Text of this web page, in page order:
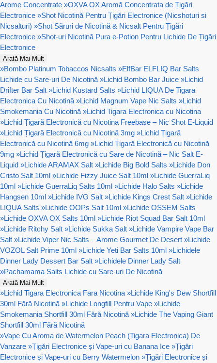
Arome Concentrate »OXVA OX Aromă Concentrata de Țigări
Electronice »Shot Nicotină Pentru Țigări Electronice (Nicshoturi si
Nicsalturi) »Shot Săruri de Nicotină & Nicsalt Pentru Țigări
Electronice »Shot-uri Nicotină Pura e-Potion Pentru Lichide De Țigări
Electronice
Arată Mai Mult
»Bombo Platinum Tobaccos Nicsalts »ElfBar ELFLIQ Bar Salts
Lichide cu Sare-uri De Nicotină »Lichid Bombo Bar Juice »Lichid
Drifter Bar Salt »Lichid Kustard Salts »Lichid LIQUA De Tigara
Electronica Cu Nicotină »Lichid Magnum Vape Nic Salts »Lichid
Smokemania Cu Nicotină »Lichid Tigara Electronica cu Nicotina
»Lichid Țigară Electronică cu Nicotina Freebase – Nic Shot E-Liquid
»Lichid Țigară Electronică cu Nicotină 3mg »Lichid Țigară
Electronică cu Nicotină 6mg »Lichid Țigară Electronică cu Nicotină
9mg »Lichid Țigară Electronică cu Sare de Nicotină – Nic Salt E-
Liquid »Lichide ARAMAX Salt »Lichide Big Bold Salts »Lichide Don
Cristo Salt 10ml »Lichide Fizzy Juice Salt 10ml »Lichide GuerraLiq
10ml »Lichide GuerraLiq Salts 10ml »Lichide Halo Salts »Lichide
Hangsen 10ml »Lichide IVG Salt »Lichide Kings Crest Salt »Lichide
LIQUA Salts »Lichide OOPs Salt 10ml »Lichide OSSEM Salts
»Lichide OXVA OX Salts 10ml »Lichide Riot Squad Bar Salt 10ml
»Lichide Ritchy Salt »Lichide Sukka Salt »Lichide Vampire Vape Bar
Salt »Lichide Viper Nic Salts – Arome Gourmet De Desert »Lichide
VOZOL Salt Prime 10ml »Lichide Yeti Bar Salts 10ml »Lichidele
Dinner Lady Dessert Bar Salt »Lichidele Dinner Lady Salt
»Pachamama Salts Lichide cu Sare-uri De Nicotină
Arată Mai Mult
»Lichid Tigara Electronica Fara Nicotina »Lichide King's Dew Shortfill
30ml Fără Nicotină »Lichide Longfill Pentru Vape »Lichide
Smokemania Shortfill 30ml Fără Nicotină »Lichide The Vaping Giant
Shortfill 30ml Fără Nicotină
»Vape Cu Aroma de Watermelon Peach (Tigara Electronica) De
Vanzare »Țigări Electronice și Vape-uri cu Banana Ice »Țigări
Electronice și Vape-uri cu Berry Watermelon »Țigări Electronice și